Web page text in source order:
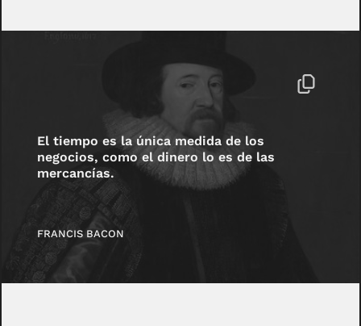
El tiempo es la única medida de los
negocios, como el dinero lo es de las
mercancías.
FRANCIS BACON